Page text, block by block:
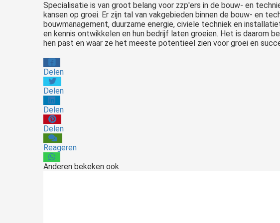
Specialisatie is van groot belang voor zzp'ers in de bouw- en
kansen op groei. Er zijn tal van vakgebieden binnen de bouw- en
bouwmanagement, duurzame energie, civiele techniek en
en kennis ontwikkelen en hun bedrijf laten groeien. Het is daarom
hen past en waar ze het meeste potentieel zien voor groei en
Delen
Delen
Delen
Delen
Reageren
Anderen bekeken ook